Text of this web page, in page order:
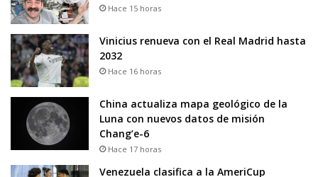
Hace 15 horas
Vinicius renueva con el Real Madrid hasta
2032
Hace 16 horas
China actualiza mapa geológico de la
Luna con nuevos datos de misión
Chang’e-6
Hace 17 horas
Venezuela clasifica a la AmeriCup